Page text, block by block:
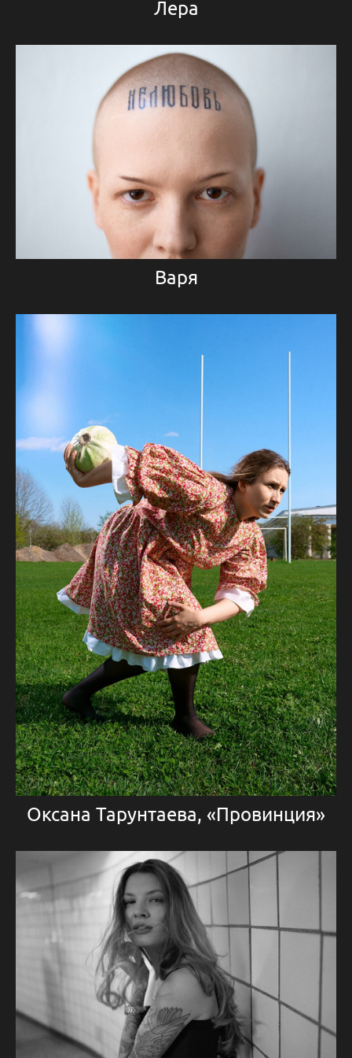
Лера
Варя
Оксана Тарунтаева, «Провинция»